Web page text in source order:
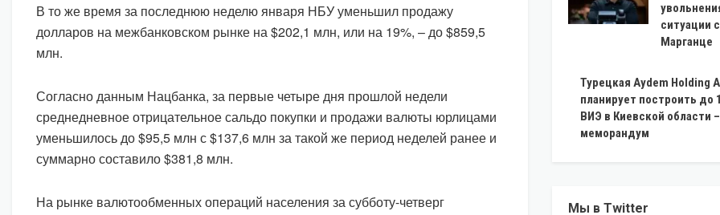
В то же время за последнюю неделю января НБУ уменьшил продажу
долларов на межбанковском рынке на $202,1 млн, или на 19%, – до $859,5
млн.
Согласно данным Нацбанка, за первые четыре дня прошлой недели
среднедневное отрицательное сальдо покупки и продажи валюты юрлицами
уменьшилось до $95,5 млн с $137,6 млн за такой же период неделей ранее и
суммарно составило $381,8 млн.
На рынке валютообменных операций населения за субботу-четверг
ситуации
Марганце
Турецкая Aydem Holding
планирует построить до
ВИЭ в Киевской области –
меморандум
Мы в Twitter